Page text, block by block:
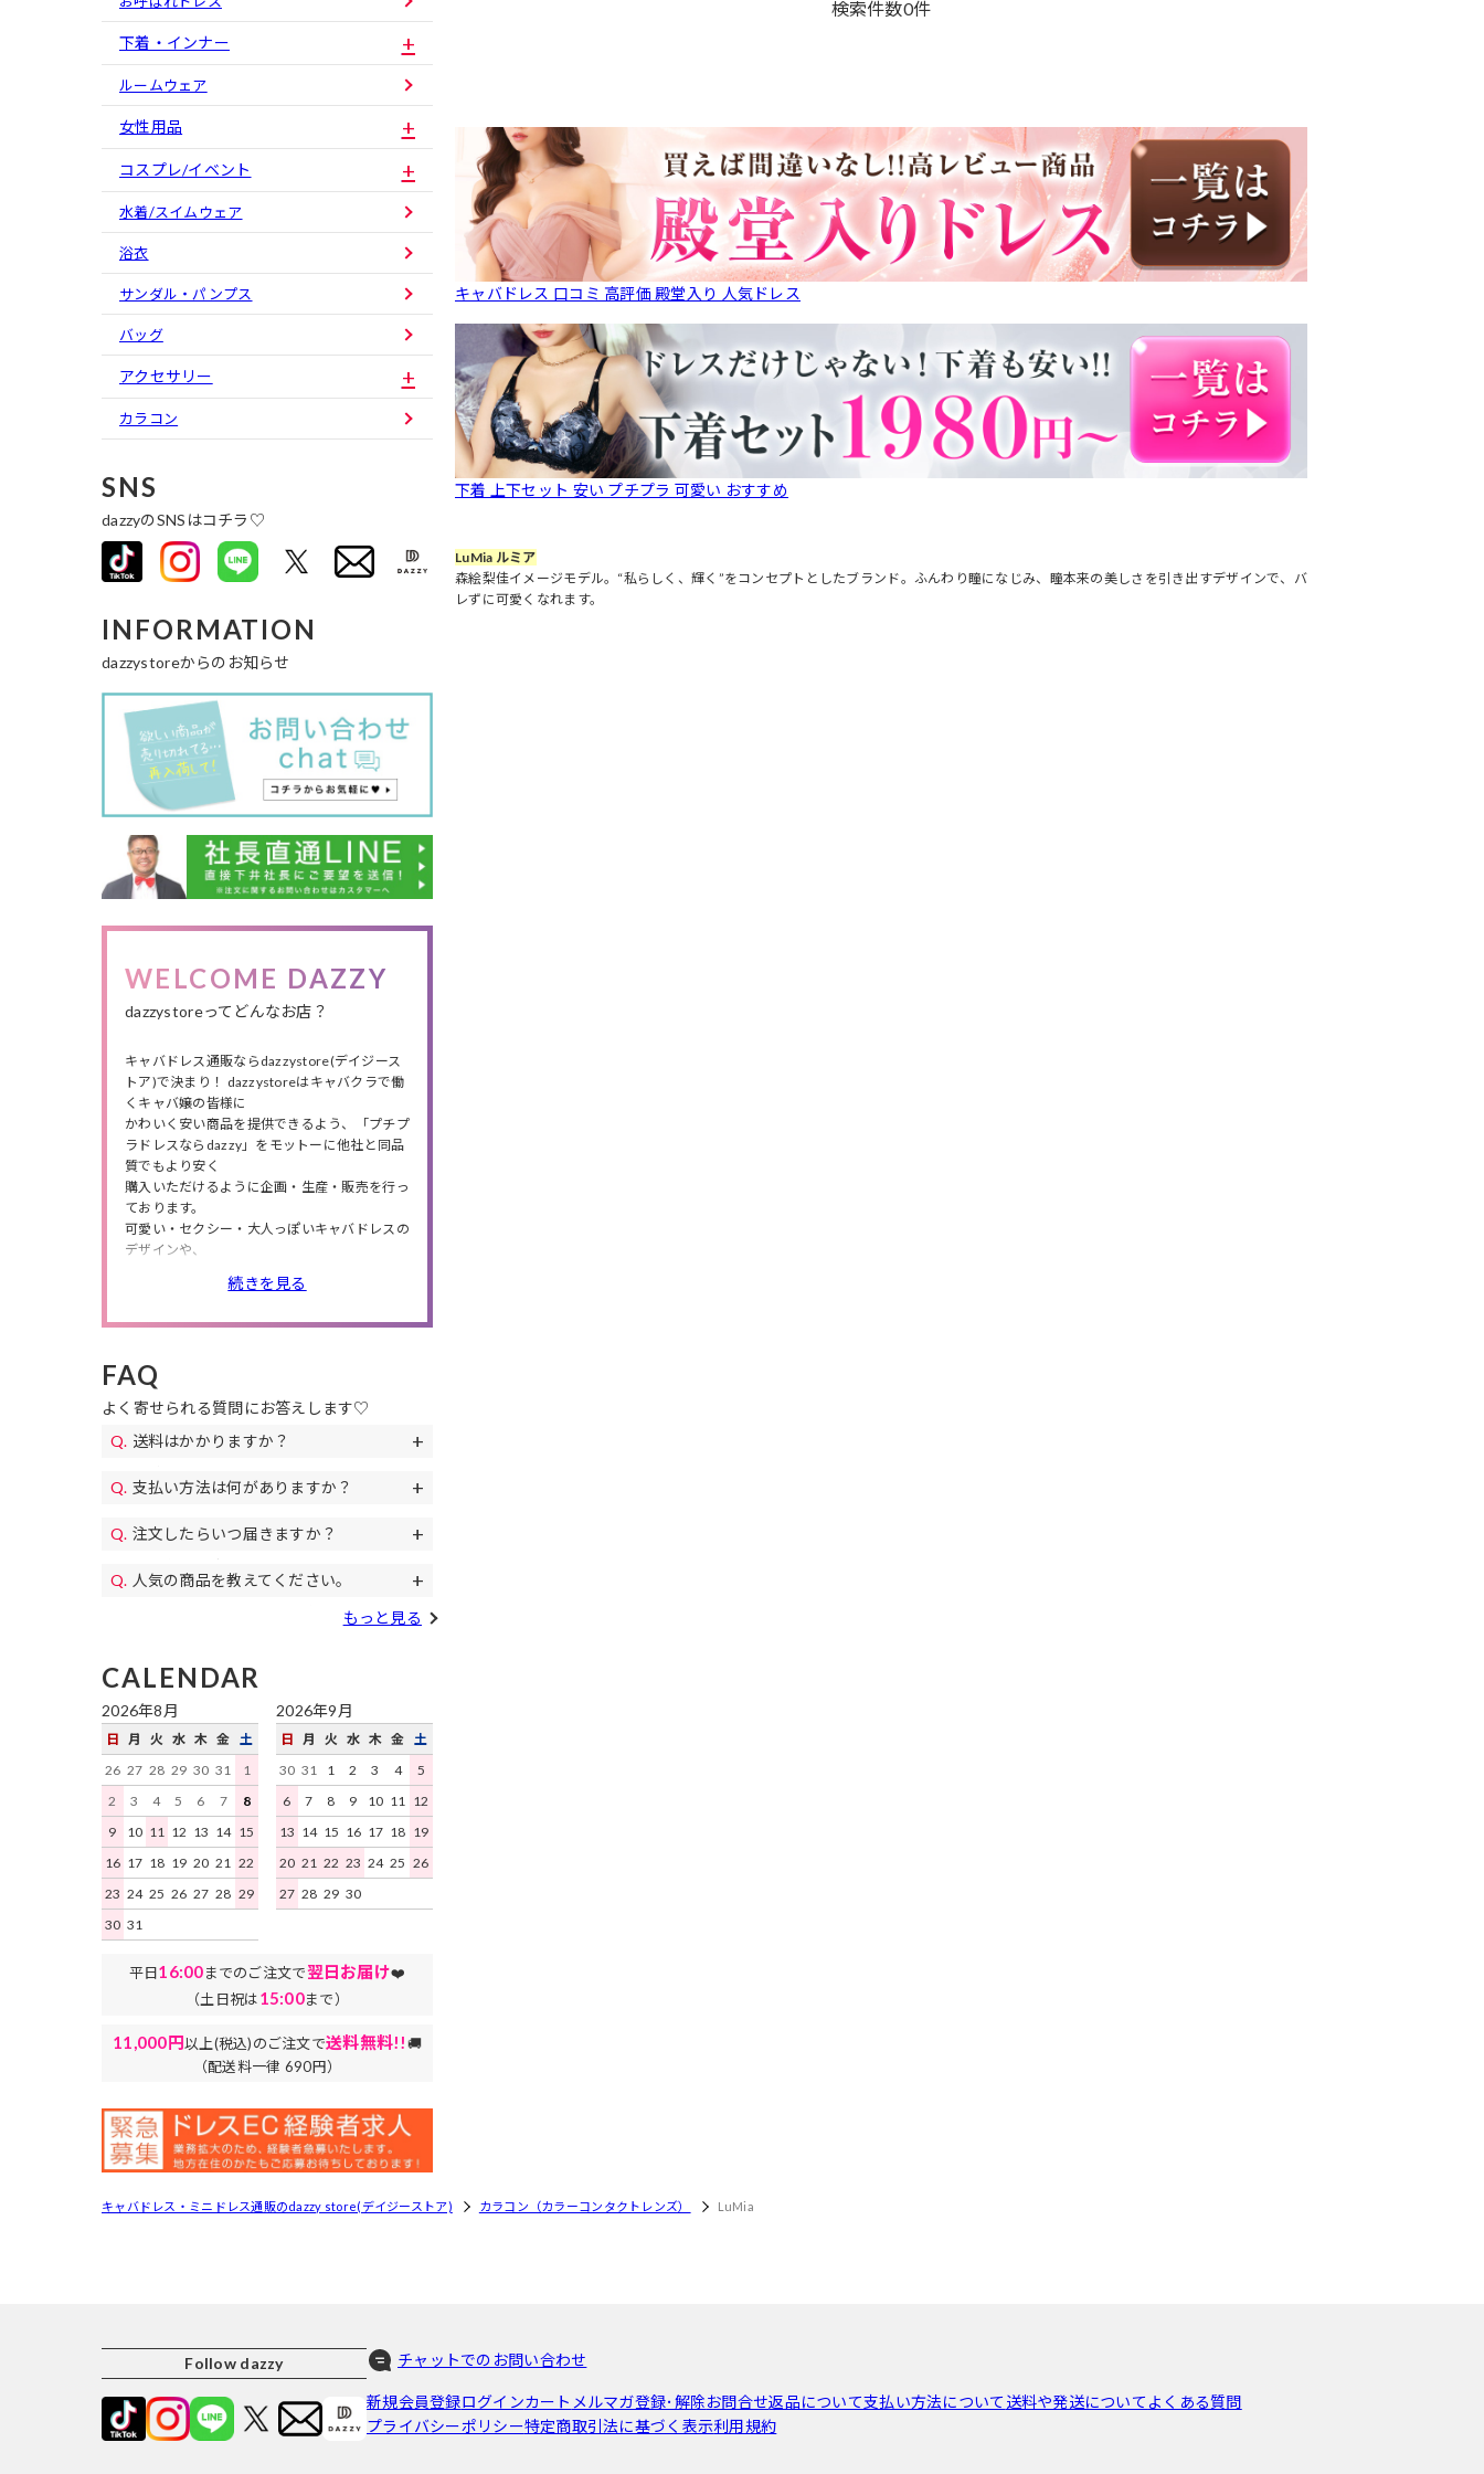
下着・インナー
ルームウェア
女性用品
コスプレ/イベント
水着/スイムウェア
浴衣
サンダル・パンプス
バッグ
アクセサリー
カラコン
SNS
dazzyのSNSはコチラ♡
INFORMATION
dazzystoreからのお知らせ
WELCOME DAZZY
dazzystoreってどんなお店？
キャバドレス通販ならdazzystore(デイジース
トア)で決まり！ dazzystoreはキャバクラで働
くキャバ嬢の皆様に
かわいく安い商品を提供できるよう、「プチプ
ラドレスならdazzy」をモットーに他社と同品
質でもより安く
購入いただけるように企画・生産・販売を行っ
ております。
可愛い・セクシー・大人っぽいキャバドレスの
デザインや、
私服や同伴で使えるワンピースも多数取り扱っ
シチュエーションやニーズによってドレスが選
べます。
お得なクーポンも配布!下着やアクセサリー、
土日祝日も午後遅くまで当日発送しており
すぐにお届けします。
続きを見る
FAQ
よく寄せられる質問にお答えします♡
送料はかかりますか？
11,000円(税込)以上のご注文で送料無料
になります。毎月イベントで送料無料の
日もあります。
支払い方法は何がありますか？
ャリア決済、RPay(楽天Pay)、NP後払
い、Paidyがご利用いただけます。
注文したらいつ届きますか？
祝日は15時までのご注文を原則として当
日発送いたします。地域ごとにお届け迄
い。
人気の商品を教えてください。
デイジーストアで人気の商品はこちらの
もっと見る
CALENDAR
2026年8月
日 月 火 水 木 金
土
26 27 28 29 30 31
1
2
3 4 5 6 7
8
9
10 11 12 13 14 15
16 17 18 19 20 21
22
23 24 25 26 27 28 29
30 31
2026年9月
日 月 火 水 木 金
土
30 31 1 2 3 4
5
6
7 8 9 10 11
12
13 14 15 16 17 18 19
20 21 22 23 24 25 26
27 28 29 30
平日16:00までのご注文で翌日お届け❤️
（土日祝は15:00まで）
11,000円以上(税込)のご注文で送料無料!!🚚
（配送料一律 690円）
検索件数0件
キャバドレス 口コミ 高評価 殿堂入り 人気ドレス
下着 上下セット 安い プチプラ 可愛い おすすめ
LuMia ルミア
森絵梨佳イメージモデル。“私らしく、輝く”をコンセプトとしたブランド。ふんわり瞳になじみ、瞳本来の美しさを引き出すデザインで、バ
レずに可愛くなれます。
キャバドレス・ミニドレス通販のdazzy store(デイジーストア) カラコン（カラーコンタクトレンズ） LuMia
Follow dazzy チャットでのお問い合わせ
新規会員登録ログインカート メルマガ登録･解除お問合せ返品について支払い方法について 送料や発送について よくある質問
プライバシーポリシー特定商取引法に基づく表示利用規約